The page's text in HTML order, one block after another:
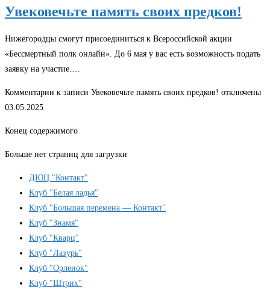
Увековечьте память своих предков!
Нижегородцы смогут присоединиться к Всероссийской акции
«Бессмертный полк онлайн». До 6 мая у вас есть возможность подать
заявку на участие.…
Комментарии к записи Увековечьте память своих предков! отключены
03.05.2025
Конец содержимого
Больше нет страниц для загрузки
ДЮЦ "Контакт"
Клуб "Белая ладья"
Клуб "Большая перемена — Контакт"
Клуб "Знамя"
Клуб "Кварц"
Клуб "Лазурь"
Клуб "Орленок"
Клуб "Штрих"